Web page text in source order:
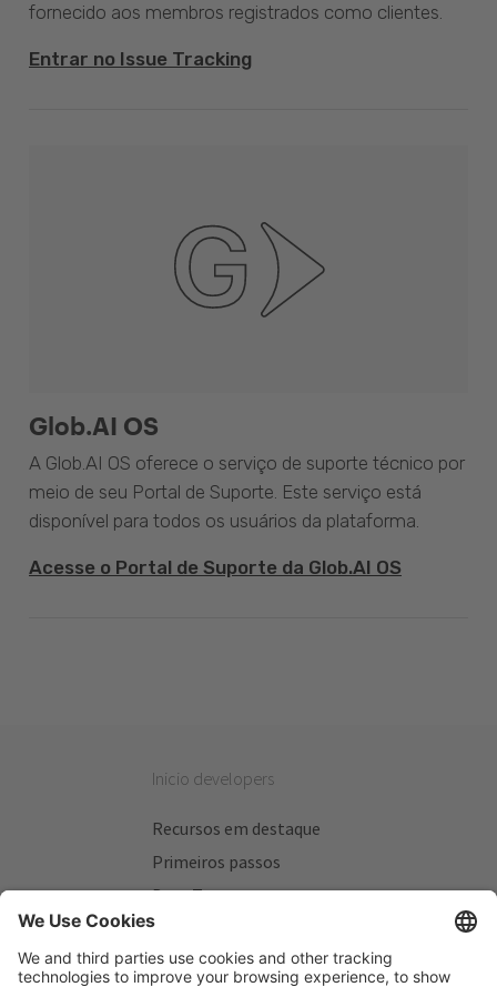
fornecido aos membros registrados como clientes.
Entrar no Issue Tracking
Glob.AI OS
A Glob.AI OS oferece o serviço de suporte técnico por
meio de seu Portal de Suporte. Este serviço está
disponível para todos os usuários da plataforma.
Acesse o Portal de Suporte da Glob.AI OS
Inicio developers
Recursos em destaque
Primeiros passos
Beta Testers
Meus Planos